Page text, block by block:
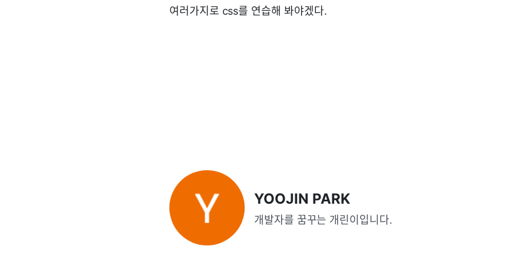
여러가지로 css를 연습해 봐야겠다.
YOOJIN PARK
개발자를 꿈꾸는 개린이입니다.